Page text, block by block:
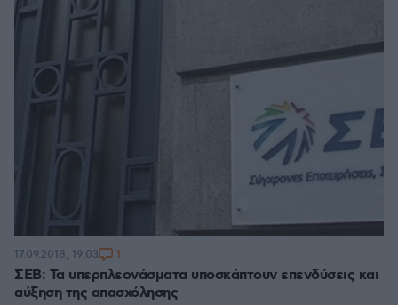
ΣΕΒ: Τα υπερπλεονάσματα υποσκάπτουν επενδύσεις και
αύξηση της απασχόλησης
17.09.2018, 19:03 1